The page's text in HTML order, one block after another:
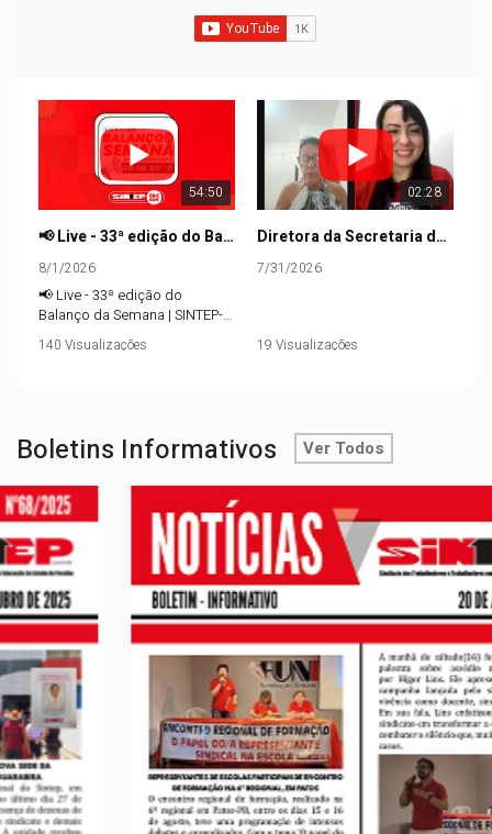
54:50
📢 Live - 33ª edição do Balanço da Semana | SINTEP-PB
8/1/2026
📢 Live - 33ª edição do
Balanço da Semana | SINTEP-
PB
140 Visualizações
02:28
Diretora da Secretaria dos Aposentados, Keila Pimentel, conta as principais dúvidas dos aposentados
7/31/2026
19 Visualizações
Boletins Informativos Ver Todos